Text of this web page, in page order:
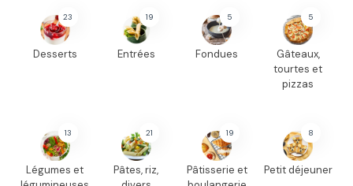
23
Desserts
19
Entrées
5
Fondues
5
Gâteaux,
tourtes et
pizzas
13
Légumes et
21
Pâtes, riz,
19
Pâtisserie et
8
Petit déjeuner